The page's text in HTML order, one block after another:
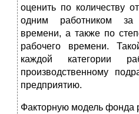
оценить по количеству
одним работником за
времени, а также по
рабочего времени.
каждой категории
производственному
предприятию.
Факторную модель фонда